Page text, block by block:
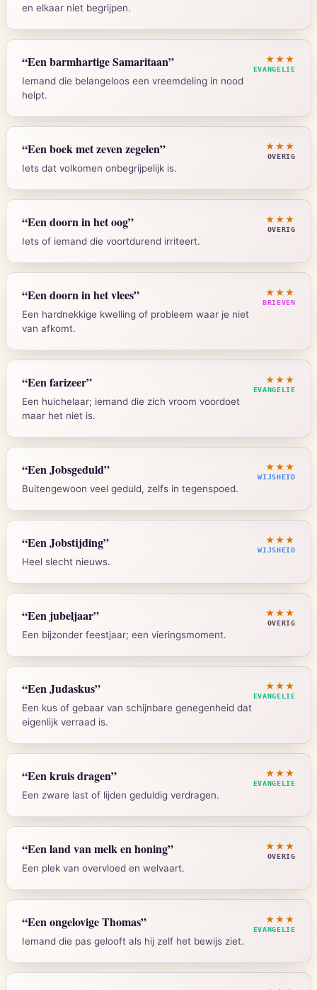
en elkaar niet begrijpen.
“Een barmhartige Samaritaan”
Iemand die belangeloos een vreemdeling in nood
helpt.
★★★
EVANGELIE
“Een boek met zeven zegelen”
Iets dat volkomen onbegrijpelijk is.
★★★
OVERIG
“Een doorn in het oog”
Iets of iemand die voortdurend irriteert.
★★★
OVERIG
“Een doorn in het vlees”
Een hardnekkige kwelling of probleem waar je niet
van afkomt.
★★★
BRIEVEN
“Een farizeer”
Een huichelaar; iemand die zich vroom voordoet
maar het niet is.
★★★
EVANGELIE
“Een Jobsgeduld”
Buitengewoon veel geduld, zelfs in tegenspoed.
★★★
WIJSHEID
“Een Jobstijding”
Heel slecht nieuws.
★★★
WIJSHEID
“Een jubeljaar”
Een bijzonder feestjaar; een vieringsmoment.
★★★
OVERIG
“Een Judaskus”
Een kus of gebaar van schijnbare genegenheid dat
eigenlijk verraad is.
★★★
EVANGELIE
“Een kruis dragen”
Een zware last of lijden geduldig verdragen.
★★★
EVANGELIE
“Een land van melk en honing”
Een plek van overvloed en welvaart.
★★★
OVERIG
“Een ongelovige Thomas”
Iemand die pas gelooft als hij zelf het bewijs ziet.
★★★
EVANGELIE